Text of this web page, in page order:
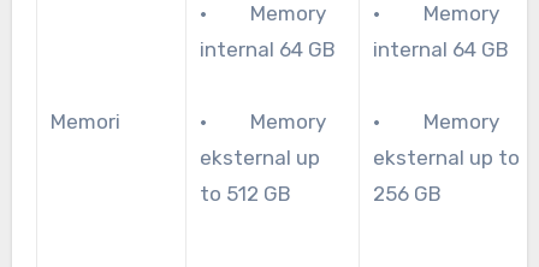
Memori
· Memory
internal 64 GB
· Memory
eksternal up
to 512 GB
· Memory
internal 64 GB
· Memory
eksternal up to
256 GB